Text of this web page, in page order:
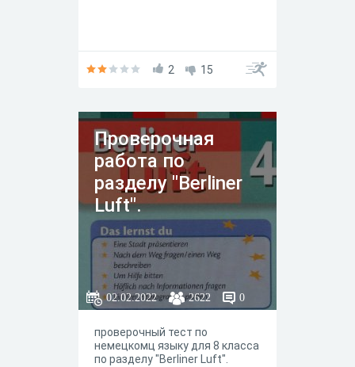
2 15
Проверочная
работа по
разделу "Berliner
Luft".
02.02.2022 2622 0
проверочный тест по
немецкомц языку для 8 класса
по разделу "Berliner Luft".